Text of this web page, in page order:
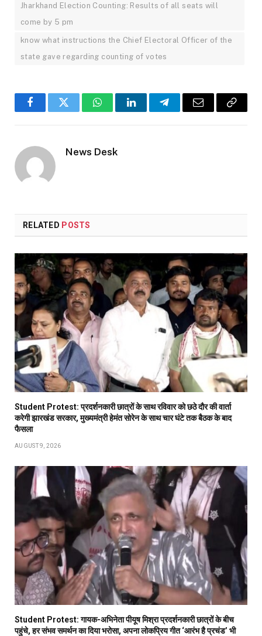
Jharkhand Election Counting: Results of all seats will
come by 5 pm
know what instructions the Chief Electoral Officer of the
state gave regarding counting of votes
FacebookTwitter WhatsAppLinkedInTelegramEmail
Copy
News Desk
RELATED POSTS
Student Protest: प्रदर्शनकारी छात्रों के साथ रविवार को छठे दौर की वार्ता
करेगी झारखंड सरकार, मुख्यमंत्री हेमंत सोरेन के साथ चार घंटे तक बैठक के बाद
फैसला
AUGUST 9, 2026
Student Protest: गायक-अभिनेता पीयूष मिश्रा प्रदर्शनकारी छात्रों के बीच
पहुंचे, हर संभव समर्थन का दिया भरोसा, अपना लोकप्रिय गीत ‘आरंभ है प्रचंड’ भी